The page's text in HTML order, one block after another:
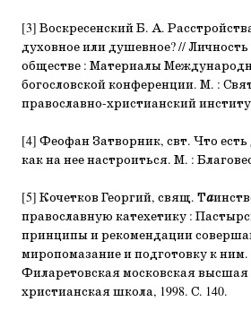
[3] Воскресенский Б. А.
духовное или душевное? //
обществе : Материалы
богословской конференции. М. :
православно-христианский
[4] Феофан Затворник, свт. Что
как на нее настроиться. М. :
[5] Кочетков Георгий, свящ. Та
православную катехетику :
принципы и рекомендации
миропомазание и подготовку к
Филаретовская московская высшая
христианская школа, 1998. С. 140.